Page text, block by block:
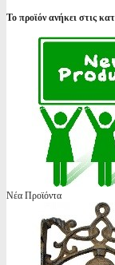
Το προϊόν ανήκει στις
Νέα Προϊόντα